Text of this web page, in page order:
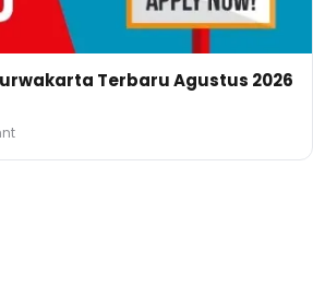
Terbaru Agustus 2026